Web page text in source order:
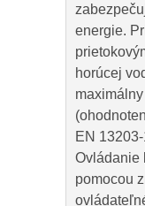
energie.
horúcej
EN 13203-
Ovládanie
pomocou